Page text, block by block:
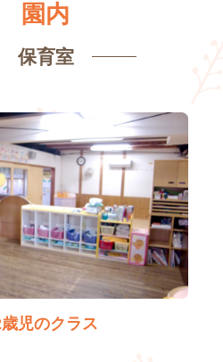
園内
保育室
児のクラス